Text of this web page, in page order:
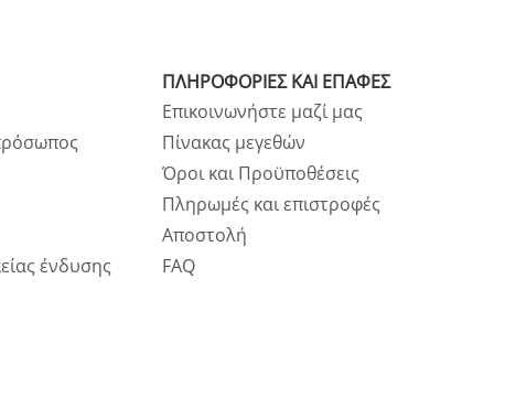
ένδυσης
ΠΛΗΡΟΦΟΡΙΕΣ ΚΑΙ ΕΠΑΦΕΣ
Επικοινωνήστε μαζί μας
Πίνακας μεγεθών
Όροι και Προϋποθέσεις
Πληρωμές και επιστροφές
Αποστολή
FAQ